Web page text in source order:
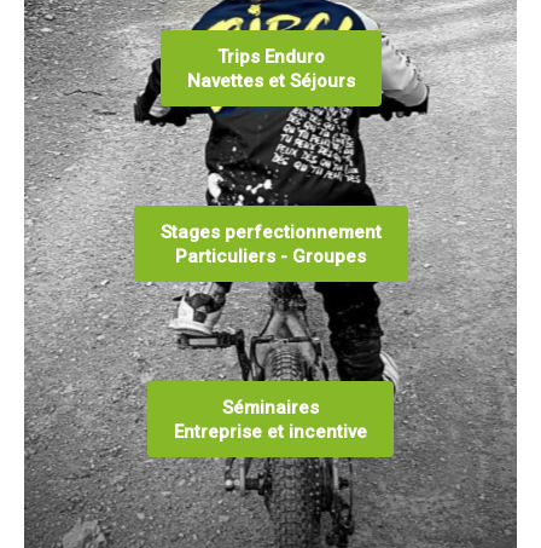
Trips Enduro
Navettes et Séjours
Stages perfectionnement
Particuliers - Groupes
Séminaires
Entreprise et incentive